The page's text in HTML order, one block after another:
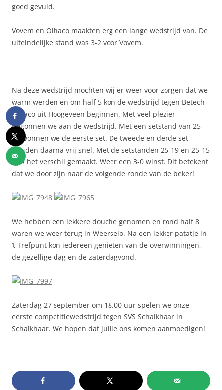
goed gevuld.
Vovem en Olhaco maakten erg een lange wedstrijd van. De
uiteindelijke stand was 3-2 voor Vovem.
Na deze wedstrijd mochten wij er weer voor zorgen dat we
warm werden en om half 5 kon de wedstrijd tegen Betech
Olhaco uit Hoogeveen beginnen. Met veel plezier
begonnen we aan de wedstrijd. Met een setstand van 25-
20 wonnen we de eerste set. De tweede en derde set
volgden daarna vrij snel. Met de setstanden 25-19 en 25-15
was het verschil gemaakt. Weer een 3-0 winst. Dit betekent
dat we door zijn naar de volgende ronde van de beker!
We hebben een lekkere douche genomen en rond half 8
waren we weer terug in Weerselo. Na een lekker patatje in
’t Trefpunt kon iedereen genieten van de overwinningen,
de gezellige dag en de zaterdagvond.
Zaterdag 27 september om 18.00 uur spelen we onze
eerste competitiewedstrijd tegen SVS Schalkhaar in
Schalkhaar. We hopen dat jullie ons komen aanmoedigen!